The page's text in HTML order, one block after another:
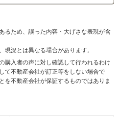
るため、誤った内容・大げさな表現が含
況とは異なる場合があります。
購入者の声に対し確認して行われるわけ
て不動産会社が訂正等をしない場合で
を不動産会社が保証するものではありま